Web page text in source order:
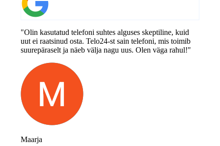
"Olin kasutatud telefoni suhtes alguses skeptiline, kuid
uut ei raatsinud osta. Telo24-st sain telefoni, mis toimib
suurepäraselt ja näeb välja nagu uus. Olen väga rahul!"
Maarja